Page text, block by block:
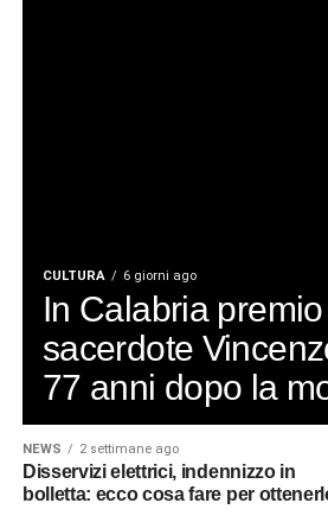
CULTURA 6 giorni ago
In Calabria
sacerdote
77 anni dopo la
NEWS 2 settimane ago
Disservizi elettrici, indennizzo in
bolletta: ecco cosa fare per